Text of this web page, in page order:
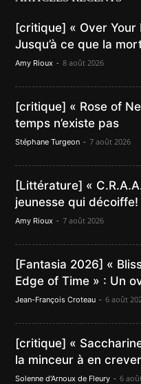
[critique] « Over Your
Jusqu’à ce que la
Amy Rioux - 8 août 2026
[critique] « Rose of
temps n’existe pas
Stéphane Turgeon - 7 août 2026
[Littérature] «
jeunesse qui décoiffe!
Amy Rioux - 7 août 2026
[Fantasia 2026] «
Edge of Time » : Un
Jean-François Croteau - 6 août
[critique] «
la minceur à en crever
Solenne d'Arnoux de Fleury - 6